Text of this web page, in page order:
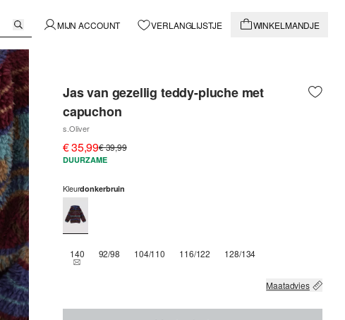
MIJN ACCOUNT VERLANGLIJSTJE WINKELMANDJE
Jas van gezellig teddy-pluche met
capuchon
s.Oliver
€ 35,99€ 39,99
DUURZAME
Kleurdonkerbruin
140THIS SIZE IS CURRENTLY OUT OF STOCK
92/98 104/110 116/122 128/134
Maatadvies